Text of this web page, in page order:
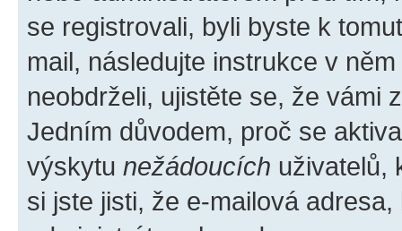
se registrovali, byli byste k
mail, následujte instrukce v
neobdrželi, ujistěte se, že vámi
Jedním důvodem, proč se
výskytu nežádoucích uživatelů,
si jste jisti, že e-mailová